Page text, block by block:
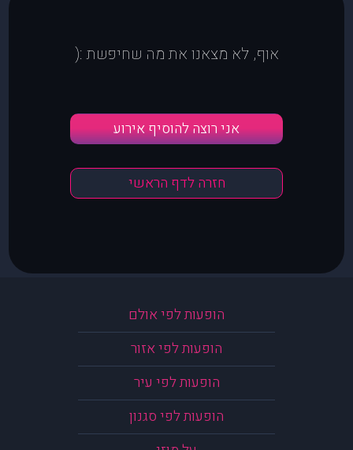
אוף, לא מצאנו את מה שחיפשת :(
אני רוצה להוסיף אירוע
חזרה לדף הראשי
הופעות לפי אולם
הופעות לפי אזור
הופעות לפי עיר
הופעות לפי סגנון